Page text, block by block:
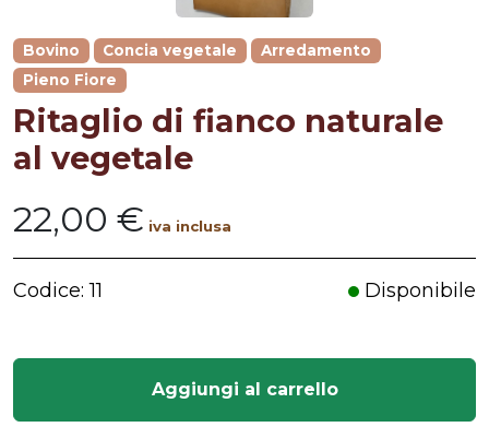
Bovino Concia vegetale
Arredamento
Pieno Fiore
Ritaglio di fianco naturale
al vegetale
22,00 € iva inclusa
Codice: 11 Disponibile
Aggiungi al carrello